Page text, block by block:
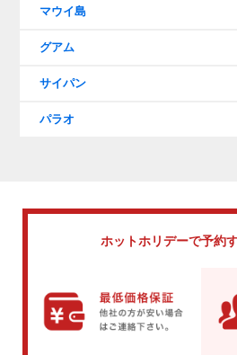
マウイ島
グアム
サイパン
パラオ
ホットホリデーで予約